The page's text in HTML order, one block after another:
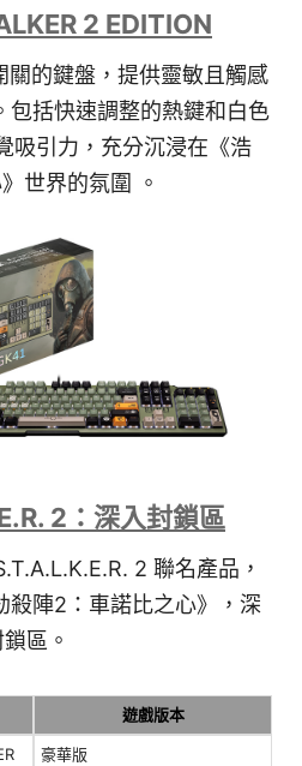
2 EDITION
的鍵盤，提供靈敏且觸感
包括快速調整的熱鍵和白色
吸引力，充分沉浸在《浩
世界的氛圍 。
2：深入封鎖區
2 聯名產品，
殺陣2：車諾比之心》，深
區。
遊戲版本
豪華版